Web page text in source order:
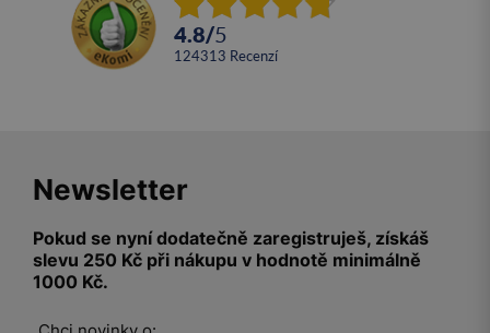
4.8/5
124313 recenzí
Newsletter
Pokud se nyní dodatečně zaregistruješ, získáš
slevu 250 Kč při nákupu v hodnotě minimálně
1000 Kč.